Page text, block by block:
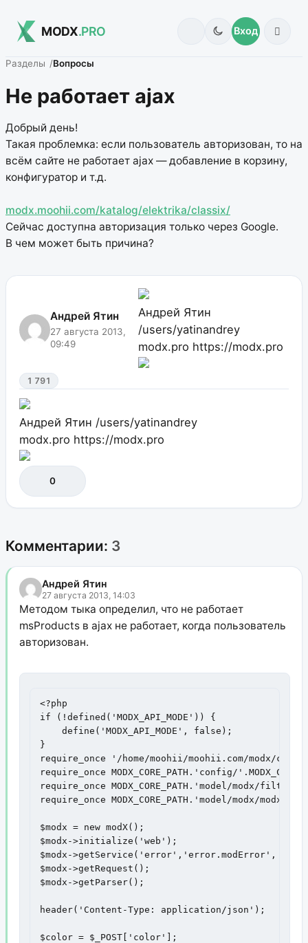
MODX.PRO Вход
Разделы Вопросы
Не работает ajax
Добрый день!
Такая проблемка: если пользователь авторизован, то на
всём сайте не работает ajax — добавление в корзину,
конфигуратор и т.д.
modx.moohii.com/katalog/elektrika/classix/
Сейчас доступна авторизация только через Google.
В чем может быть причина?
Андрей Ятин
27 августа 2013,
09:49
Андрей Ятин
/users/yatinandrey
modx.pro https://modx.pro
1 791
Андрей Ятин /users/yatinandrey
modx.pro https://modx.pro
0
Комментарии: 3
Андрей Ятин
27 августа 2013, 14:03
Методом тыка определил, что не работает
msProducts в ajax не работает, когда пользователь
авторизован.
<?php
if (!defined('MODX_API_MODE')) {
    define('MODX_API_MODE', false);
}
require_once '/home/moohii/moohii.com/modx/
require_once MODX_CORE_PATH.'config/
require_once MODX_CORE_PATH.'model/modx/
require_once MODX_CORE_PATH.'model/modx/
$modx = new modX();
$modx->initialize('web');
$modx->getService('error','error.modError',
$modx->getRequest();
$modx->getParser();
header('Content-Type: application/json');
$color = $_POST['color'];